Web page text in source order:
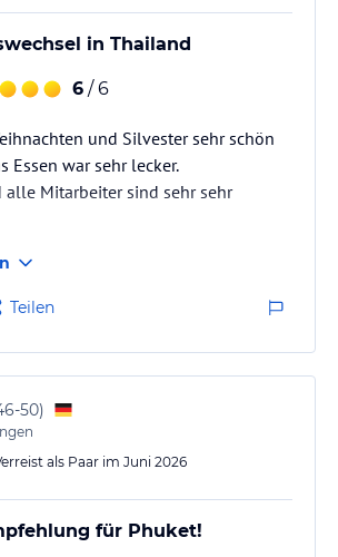
in Thailand
6 / 6
und Silvester sehr schön
Essen war sehr lecker.
Mitarbeiter sind sehr sehr
Teilen
50)
als Paar im Juni 2026
für Phuket!